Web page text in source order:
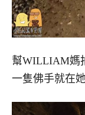
幫WILLIAM媽
一隻佛手就在